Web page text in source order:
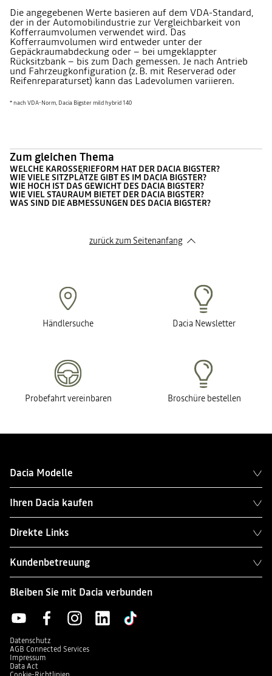
Die angegebenen Werte basieren auf dem VDA-Standard,
der in der Automobilindustrie zur Vergleichbarkeit von
Kofferraumvolumen verwendet wird. Das
Kofferraumvolumen wird entweder unter der
Gepäckraumabdeckung oder – bei umgeklappter
Rücksitzbank – bis zum Dach gemessen. Je nach Antrieb
und Fahrzeugkonfiguration (z. B. mit Reserverad oder
Reifenreparaturset) kann das Ladevolumen variieren.
* nach VDA-Norm, Dacia Bigster mild hybrid 140
Zum gleichen Thema
WELCHE KAROSSERIEFORM HAT DER DACIA BIGSTER?
WIE VIELE SITZPLÄTZE GIBT ES IM DACIA BIGSTER?
WIE HOCH IST DAS GEWICHT DES DACIA BIGSTER?
WIE VIEL STAURAUM BIETET DER DACIA BIGSTER?
WAS SIND DIE ABMESSUNGEN DES DACIA BIGSTER?
zurück zum Seitenanfang
Händlersuche Dacia Newsletter
Probefahrt vereinbaren Broschüre bestellen
Dacia Modelle
Ihren Dacia kaufen
Direkte Links
Kundenbetreuung
Bleiben Sie mit Dacia verbunden
Datenschutz
AGB Connected Services
Impressum
Data Act